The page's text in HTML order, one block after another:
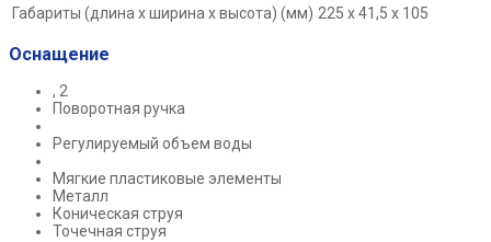
Габариты (длина х ширина х высота) (мм) 225 x 41,5 x 105
Оснащение
, 2
Поворотная ручка
Регулируемый объем воды
Мягкие пластиковые элементы
Металл
Коническая струя
Точечная струя